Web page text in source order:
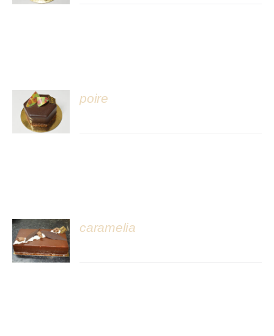
DÉTAILS
poire
DÉTAILS
caramelia